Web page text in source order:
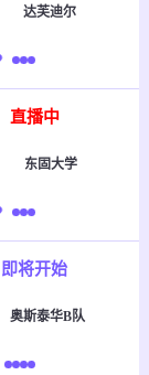
达芙迪尔
直播中
东固大学
即将开始
奥斯泰华B队